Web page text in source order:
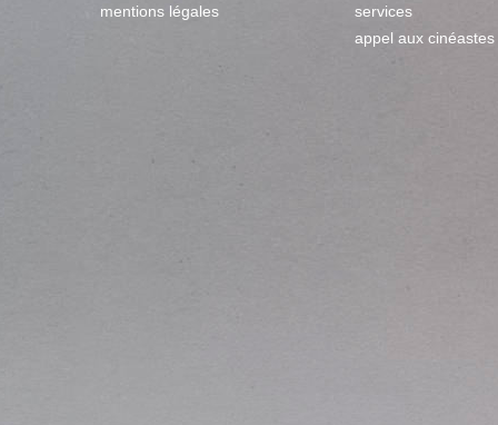
mentions légales
services
appel aux cinéastes